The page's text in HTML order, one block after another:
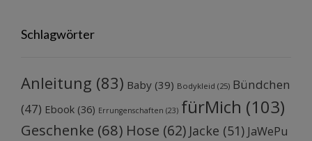
Schlagwörter
Anleitung (83) Baby (39) Bodykleid (25) Bündchen
(47) Ebook (36) Errungenschaften (23) fürMich (103)
Geschenke (68) Hose (62) Jacke (51) JaWePu